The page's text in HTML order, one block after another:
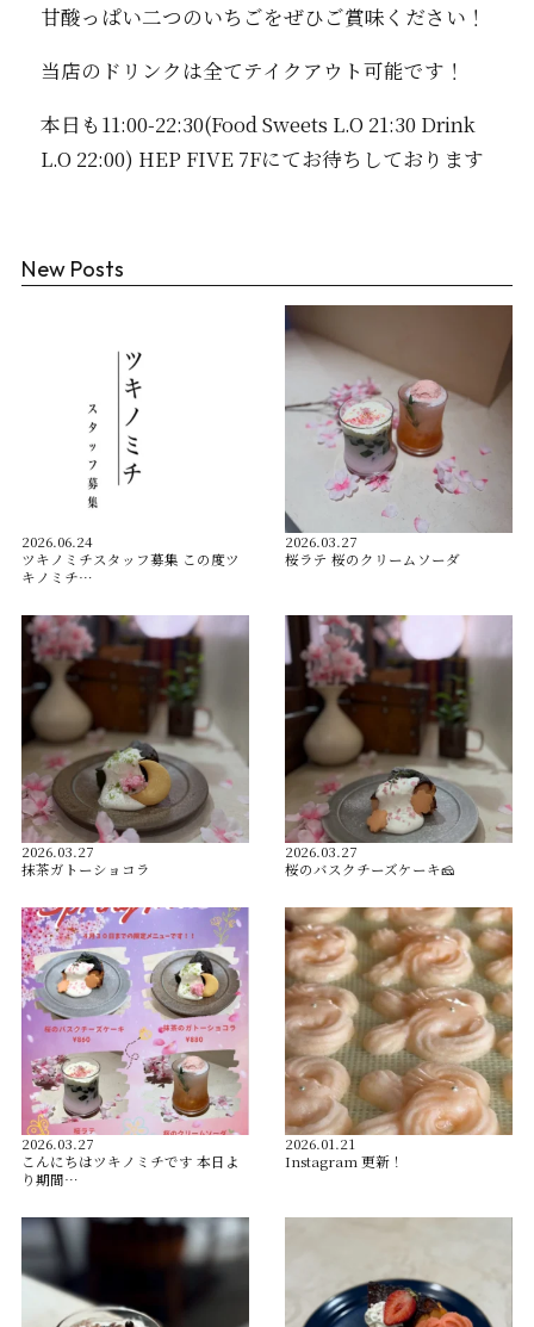
甘酸っぱい二つのいちごをぜひご賞味ください！
当店のドリンクは全てテイクアウト可能です！
本日も11:00-22:30(Food Sweets L.O 21:30 Drink
L.O 22:00) HEP FIVE 7Fにてお待ちしております
New Posts
2026.06.24
ツキノミチスタッフ募集 この度ツ
キノミチ…
2026.03.27
桜ラテ 桜のクリームソーダ
2026.03.27
抹茶ガトーショコラ
2026.03.27
桜のバスクチーズケーキ🧀
2026.03.27
こんにちはツキノミチです️ 本日よ
り期間…
2026.01.21
Instagram 更新！